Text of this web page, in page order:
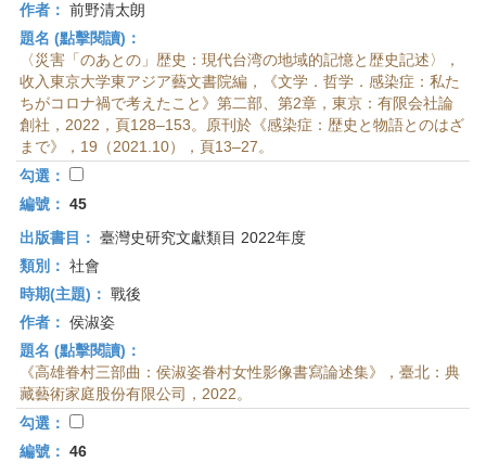
作者： 前野清太朗
題名 (點擊閱讀)：
〈災害「のあとの」歴史：現代台湾の地域的記憶と歴史記述〉，
收入東京大学東アジア藝文書院編，《文学．哲学．感染症：私た
ちがコロナ禍で考えたこと》第二部、第2章，東京：有限会社論
創社，2022，頁128–153。原刊於《感染症：歴史と物語とのはざ
まで》，19（2021.10），頁13–27。
勾選：
編號： 45
出版書目： 臺灣史研究文獻類目 2022年度
類別： 社會
時期(主題)： 戰後
作者： 侯淑姿
題名 (點擊閱讀)：
《高雄眷村三部曲：侯淑姿眷村女性影像書寫論述集》，臺北：典
藏藝術家庭股份有限公司，2022。
勾選：
編號： 46